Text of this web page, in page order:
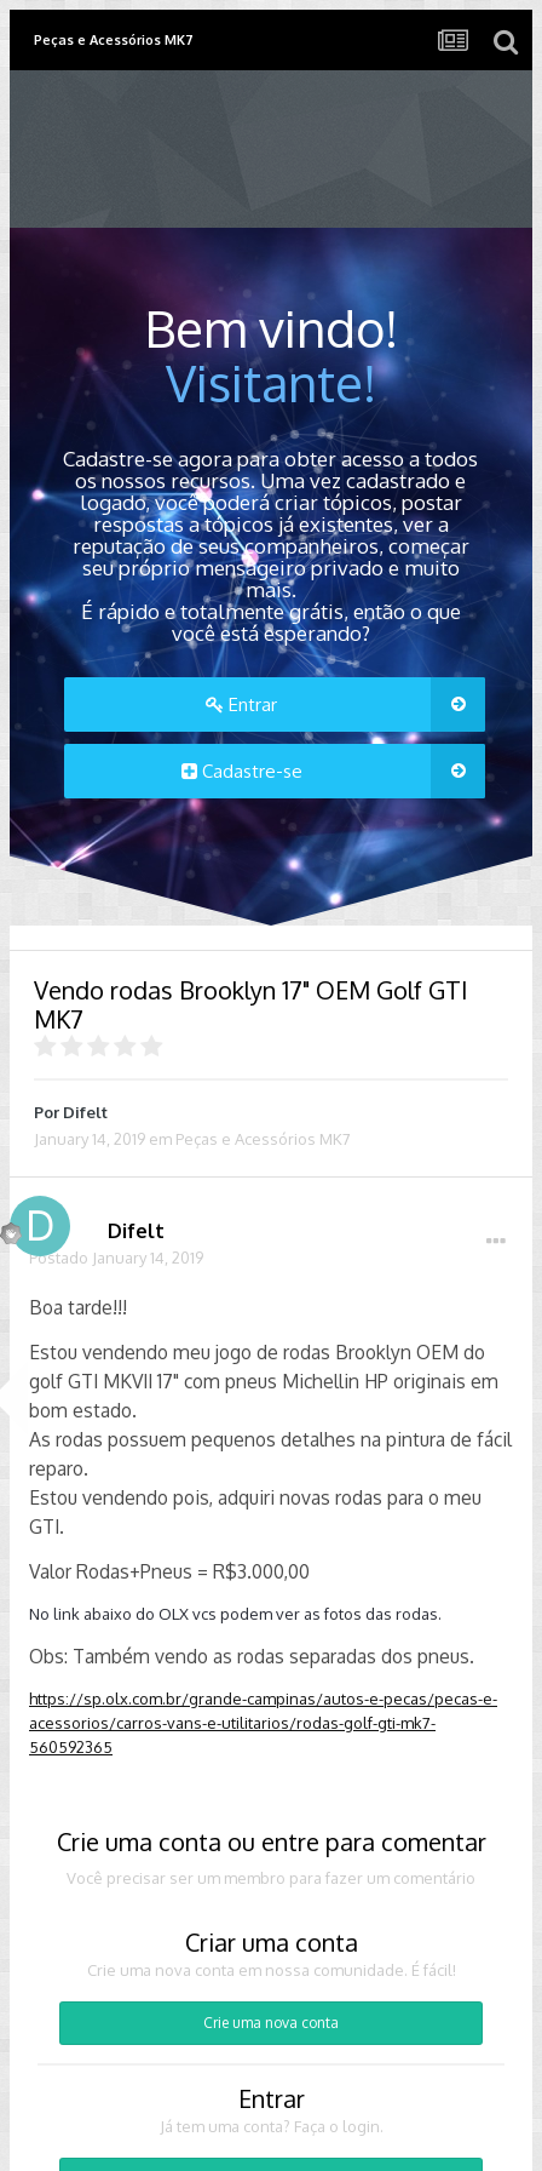
Peças e Acessórios MK7
Bem vindo!
Visitante!
Cadastre-se agora para obter acesso a todos
os nossos recursos. Uma vez cadastrado e
logado, você poderá criar tópicos, postar
respostas a tópicos já existentes, ver a
reputação de seus companheiros, começar
seu próprio mensageiro privado e muito
mais.
É rápido e totalmente grátis, então o que
você está esperando?
Entrar
Cadastre-se
Vendo rodas Brooklyn 17" OEM Golf GTI
MK7
Por Difelt
January 14, 2019 em Peças e Acessórios MK7
Difelt
Postado January 14, 2019
Boa tarde!!!
Estou vendendo meu jogo de rodas Brooklyn OEM do
golf GTI MKVII 17" com pneus Michellin HP originais em
bom estado.
As rodas possuem pequenos detalhes na pintura de fácil
reparo.
Estou vendendo pois, adquiri novas rodas para o meu
GTI.
Valor Rodas+Pneus = R$3.000,00
No link abaixo do OLX vcs podem ver as fotos das rodas.
Obs: Também vendo as rodas separadas dos pneus.
https://sp.olx.com.br/grande-campinas/autos-e-pecas/pecas-e-
acessorios/carros-vans-e-utilitarios/rodas-golf-gti-mk7-
560592365
Crie uma conta ou entre para comentar
Você precisar ser um membro para fazer um comentário
Criar uma conta
Crie uma nova conta em nossa comunidade. É fácil!
Crie uma nova conta
Entrar
Já tem uma conta? Faça o login.